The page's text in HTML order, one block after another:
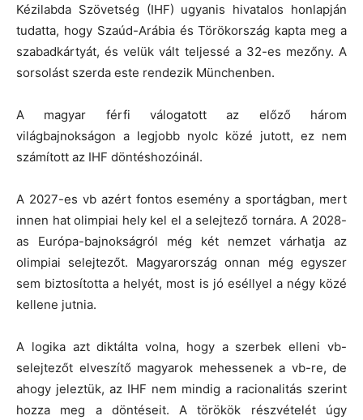
Kézilabda Szövetség (IHF) ugyanis hivatalos honlapján
tudatta, hogy Szaúd-Arábia és Törökország kapta meg a
szabadkártyát, és velük vált teljessé a 32-es mezőny. A
sorsolást szerda este rendezik Münchenben.
A magyar férfi válogatott az előző három
világbajnokságon a legjobb nyolc közé jutott, ez nem
számított az IHF döntéshozóinál.
A 2027-es vb azért fontos esemény a sportágban, mert
innen hat olimpiai hely kel el a selejtező tornára. A 2028-
as Európa-bajnokságról még két nemzet várhatja az
olimpiai selejtezőt. Magyarország onnan még egyszer
sem biztosította a helyét, most is jó eséllyel a négy közé
kellene jutnia.
A logika azt diktálta volna, hogy a szerbek elleni vb-
selejtezőt elveszítő magyarok mehessenek a vb-re, de
ahogy jeleztük, az IHF nem mindig a racionalitás szerint
hozza meg a döntéseit. A törökök részvételét úgy